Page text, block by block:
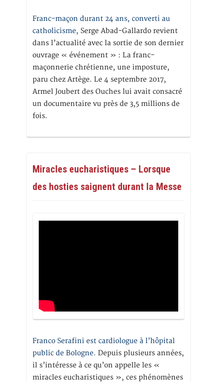
Franc-maçon durant 24 ans, converti au
catholicisme, Serge Abad-Gallardo revient
dans l’actualité avec la sortie de son dernier
ouvrage « événement » : La franc-
maçonnerie chrétienne, une imposture,
paru chez Artège. Le 4 septembre 2017,
Armel Joubert des Ouches lui avait consacré
un documentaire vu près de 3,5 millions de
fois.
Miracles eucharistiques – Lorsque
des hosties saignent durant la Messe
Franco Serafini est cardiologue à l’hôpital
public de Bologne. Depuis plusieurs années,
il s’intéresse à ce qu’on appelle les «
miracles eucharistiques », ces phénomènes